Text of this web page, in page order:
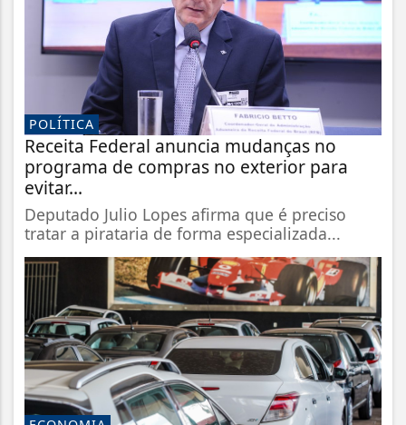
POLÍTICA
Receita Federal anuncia mudanças no
programa de compras no exterior para
evitar...
Deputado Julio Lopes afirma que é preciso
tratar a pirataria de forma especializada...